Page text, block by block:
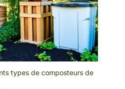
types de composteurs de